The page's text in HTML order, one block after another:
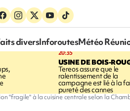
diversInforoutesMétéo
20:35
USINE DE BOIS-
Tereos assure que le
ralentissement de la
campagne est lié à la
pureté des cannes
"fragile" à la cuisine centrale selon la